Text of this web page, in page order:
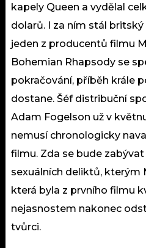
kapely Queen a vydělal
dolarů. I za ním stál
jeden z producentů filmu
Bohemian Rhapsody se
pokračování, příběh krále
dostane. Šéf distribuční
Adam Fogelson už v
nemusí chronologicky
filmu. Zda se bude
sexuálních deliktů, kterým
která byla z prvního filmu
nejasnostem nakonec
tvůrci.